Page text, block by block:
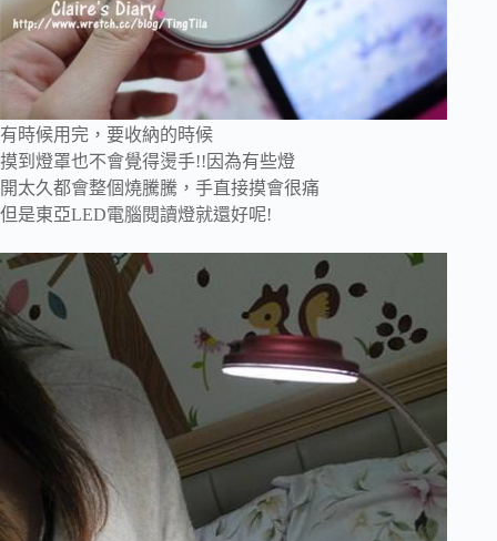
有時候用完，要收納的時候
摸到燈罩也不會覺得燙手!!因為有些燈
開太久都會整個燒騰騰，手直接摸會很痛
但是東亞LED電腦閱讀燈就還好呢!